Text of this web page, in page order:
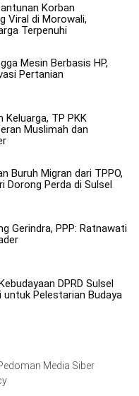
Korban
Viral di Morowali,
Terpenuhi
Mesin Berbasis HP,
Pertanian
Keluarga, TP PKK
Muslimah dan
Buruh Migran dari TPPO,
Dorong Perda di Sulsel
Gerindra, PPP: Ratnawati
DPRD Sulsel
untuk Pelestarian Budaya
Media Siber